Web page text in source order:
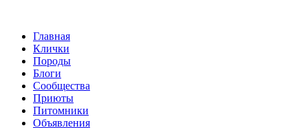
Главная
Клички
Породы
Блоги
Сообщества
Приюты
Питомники
Объявления